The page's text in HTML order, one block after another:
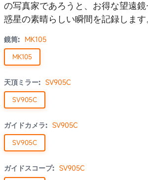
の写真家であろうと、お得な望遠
惑星の素晴らしい瞬間を記録します
鏡筒: MK105
MK105
天頂ミラー: SV905C
SV905C
ガイドカメラ: SV905C
SV905C
ガイドスコープ: SV905C